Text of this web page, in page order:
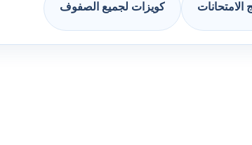
الامتحانات كويزات لجميع الصفوف